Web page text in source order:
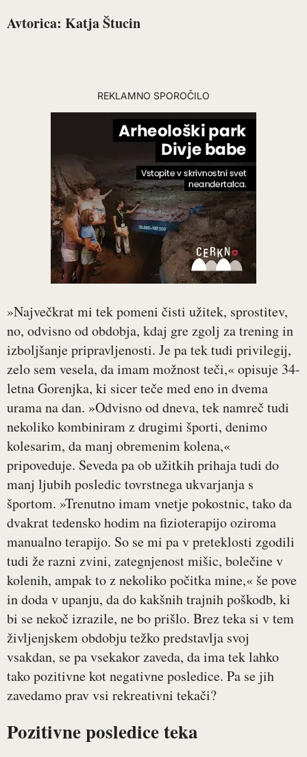
Avtorica: Katja Štucin
REKLAMNO SPOROČILO
»Največkrat mi tek pomeni čisti užitek, sprostitev,
no, odvisno od obdobja, kdaj gre zgolj za trening in
izboljšanje pripravljenosti. Je pa tek tudi privilegij,
zelo sem vesela, da imam možnost teči,« opisuje 34-
letna Gorenjka, ki sicer teče med eno in dvema
urama na dan. »Odvisno od dneva, tek namreč tudi
nekoliko kombiniram z drugimi športi, denimo
kolesarim, da manj obremenim kolena,«
pripoveduje. Seveda pa ob užitkih prihaja tudi do
manj ljubih posledic tovrstnega ukvarjanja s
športom. »Trenutno imam vnetje pokostnic, tako da
dvakrat tedensko hodim na fizioterapijo oziroma
manualno terapijo. So se mi pa v preteklosti zgodili
tudi že razni zvini, zategnjenost mišic, bolečine v
kolenih, ampak to z nekoliko počitka mine,« še pove
in doda v upanju, da do kakšnih trajnih poškodb, ki
bi se nekoč izrazile, ne bo prišlo. Brez teka si v tem
življenjskem obdobju težko predstavlja svoj
vsakdan, se pa vsekakor zaveda, da ima tek lahko
tako pozitivne kot negativne posledice. Pa se jih
zavedamo prav vsi rekreativni tekači?
Pozitivne posledice teka